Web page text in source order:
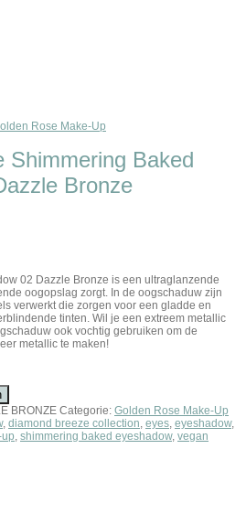
Rose Make-Up
Shimmering Baked
Bronze
02 Dazzle Bronze is een ultraglanzende
oogopslag zorgt. In de oogschaduw zijn
verwerkt die zorgen voor een gladde en
tinten. Wil je een extreem metallic
ook vochtig gebruiken om de
metallic te maken!
BRONZE Categorie: Golden Rose Make-Up
, diamond breeze collection, eyes, eyeshadow,
, shimmering baked eyeshadow, vegan